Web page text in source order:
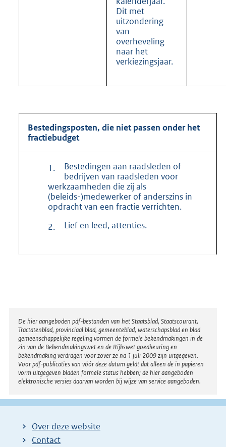
Dit met
uitzondering
van
overheveling
naar het
verkiezingsjaar.
Bestedingsposten, die niet passen onder het
fractiebudget
1.
Bestedingen aan raadsleden of
bedrijven van raadsleden voor
werkzaamheden die zij als
(beleids-)medewerker of anderszins in
opdracht van een fractie verrichten.
2.
Lief en leed, attenties.
Disclaimer
De hier aangeboden pdf-bestanden van het Staatsblad, Staatscourant,
Tractatenblad, provinciaal blad, gemeenteblad, waterschapsblad en blad
gemeenschappelijke regeling vormen de formele bekendmakingen in de
zin van de Bekendmakingswet en de Rijkswet goedkeuring en
bekendmaking verdragen voor zover ze na 1 juli 2009 zijn uitgegeven.
Voor pdf-publicaties van vóór deze datum geldt dat alleen de in papieren
vorm uitgegeven bladen formele status hebben; de hier aangeboden
elektronische versies daarvan worden bij wijze van service aangeboden.
Over deze website
Contact